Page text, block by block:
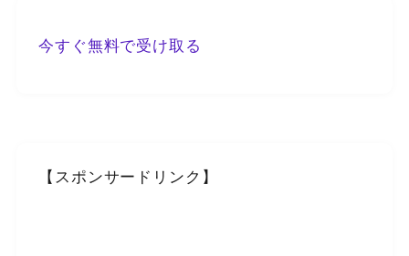
今すぐ無料で受け取る
【スポンサードリンク】